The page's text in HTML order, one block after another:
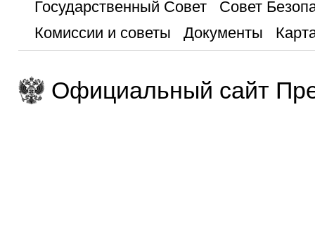
Государственный Совет
Совет
Комиссии и советы
Документы
Официальный сайт